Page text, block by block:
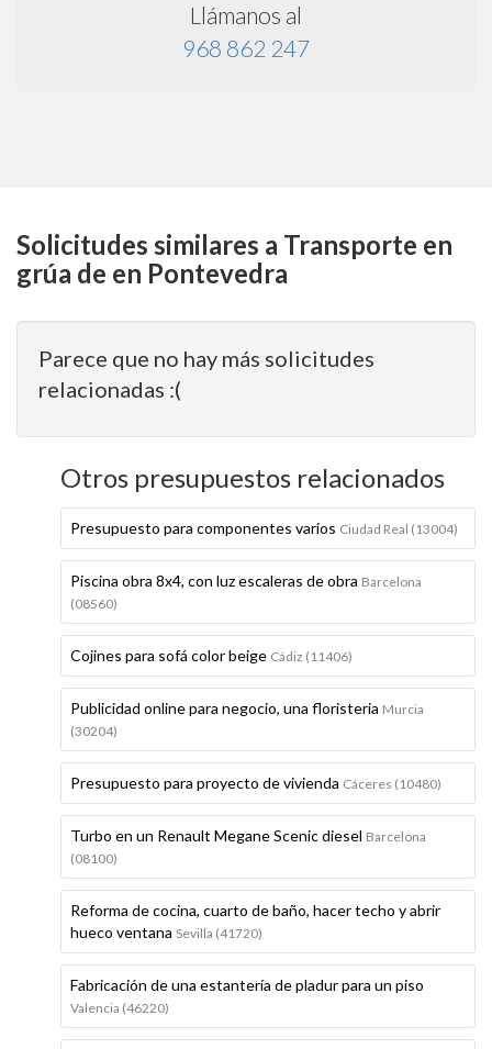
Llámanos al
968 862 247
Solicitudes similares a Transporte en
grúa de en Pontevedra
Parece que no hay más solicitudes
relacionadas :(
Otros presupuestos relacionados
Presupuesto para componentes varios Ciudad Real (13004)
Piscina obra 8x4, con luz escaleras de obra Barcelona
(08560)
Cojines para sofá color beige Cádiz (11406)
Publicidad online para negocio, una floristeria Murcia
(30204)
Presupuesto para proyecto de vivienda Cáceres (10480)
Turbo en un Renault Megane Scenic diesel Barcelona
(08100)
Reforma de cocina, cuarto de baño, hacer techo y abrir
hueco ventana Sevilla (41720)
Fabricación de una estantería de pladur para un piso
Valencia (46220)